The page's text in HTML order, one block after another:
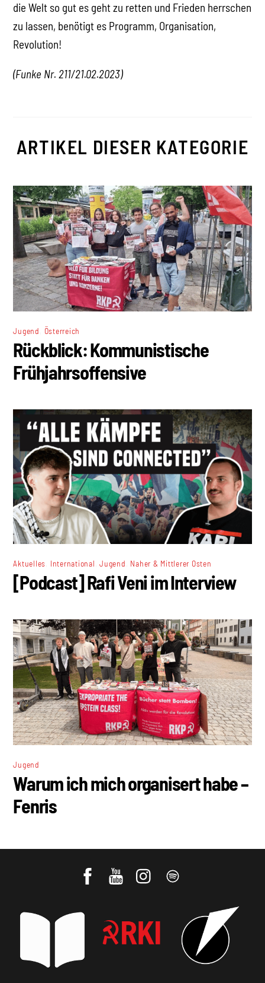
die Welt so gut es geht zu retten und Frieden herrschen
zu lassen, benötigt es Programm, Organisation,
Revolution!
(Funke Nr. 211/21.02.2023)
ARTIKEL DIESER KATEGORIE
Jugend Österreich
Rückblick: Kommunistische
Frühjahrsoffensive
Aktuelles International ,Jugend Naher & Mittlerer Osten
[Podcast] Rafi Veni im Interview
Jugend
Warum ich mich organisert habe –
Fenris